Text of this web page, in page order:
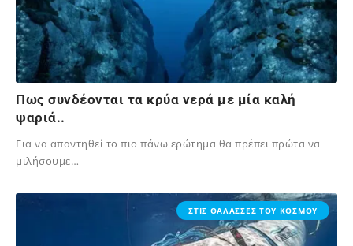
Πως συνδέονται τα κρύα νερά με μία καλή
ψαριά..
Για να απαντηθεί το πιο πάνω ερώτημα θα πρέπει πρώτα να
μιλήσουμε…
ΣΤΙΣ ΘΑΛΑΣΣΕΣ ΤΟΥ ΚΟΣΜΟΥ